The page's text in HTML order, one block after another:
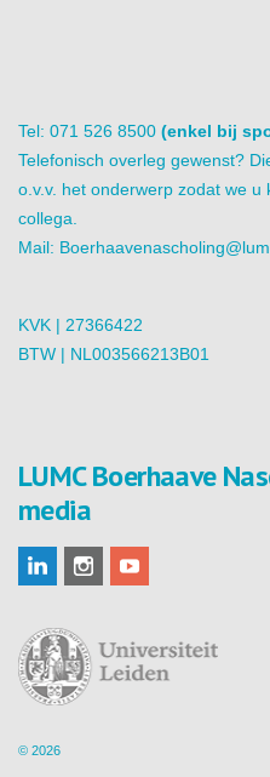
Tel: 071 526 8500 (enkel bij
Telefonisch overleg gewenst?
o.v.v. het onderwerp zodat we
collega.
Mail:
KVK | 27366422
BTW | NL003566213B01
LUMC Boerhaave
media
© 2026